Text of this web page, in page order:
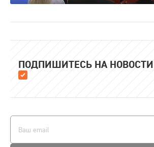
ПОДПИШИТЕСЬ НА НОВОСТИ